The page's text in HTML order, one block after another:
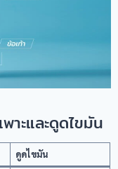
าะและดูดไขมัน
ดูดไขมัน